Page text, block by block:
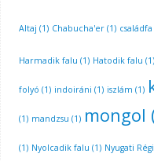
Altaj (1) Chabucha'er(1) családfa
Harmadik falu (1) Hatodik falu (1)
folyó (1) indoiráni (1) iszlám (1)
(1) mandzsu (1) mongol
(1) Nyolcadik falu (1) Nyugati